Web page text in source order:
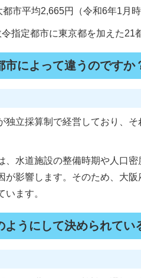
市平均2,665円（令和6年1月
指定都市に東京都を加えた21
によって違うのですか
独立採算制で経営しており、
、水道施設の整備時期や人口
が影響します。そのため、大
ます。
うにして決められてい